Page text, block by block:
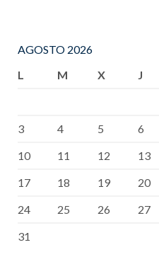
AGOSTO 2026
L
M X J
3
4 5 6
10
11 12 13
17
18 19 20
24
25 26 27
31